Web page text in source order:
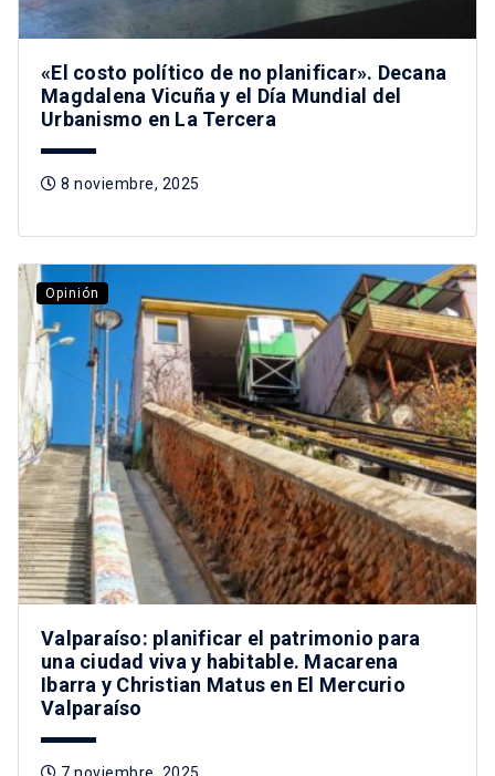
«El costo político de no planificar». Decana
Magdalena Vicuña y el Día Mundial del
Urbanismo en La Tercera
8 noviembre, 2025
Opinión
Valparaíso: planificar el patrimonio para
una ciudad viva y habitable. Macarena
Ibarra y Christian Matus en El Mercurio
Valparaíso